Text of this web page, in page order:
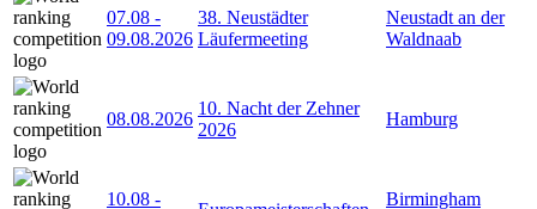
07.08 -
09.08.2026
38. Neustädter
Läufermeeting
Neustadt an der
Waldnaab
08.08.2026
10. Nacht der Zehner
2026
Hamburg
10.08 -
Birmingham